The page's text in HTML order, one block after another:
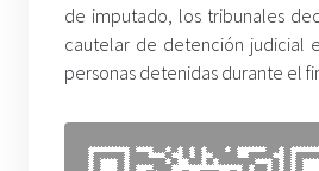
de imputado, los tribunales
cautelar de detención judicial
personas detenidas durante el